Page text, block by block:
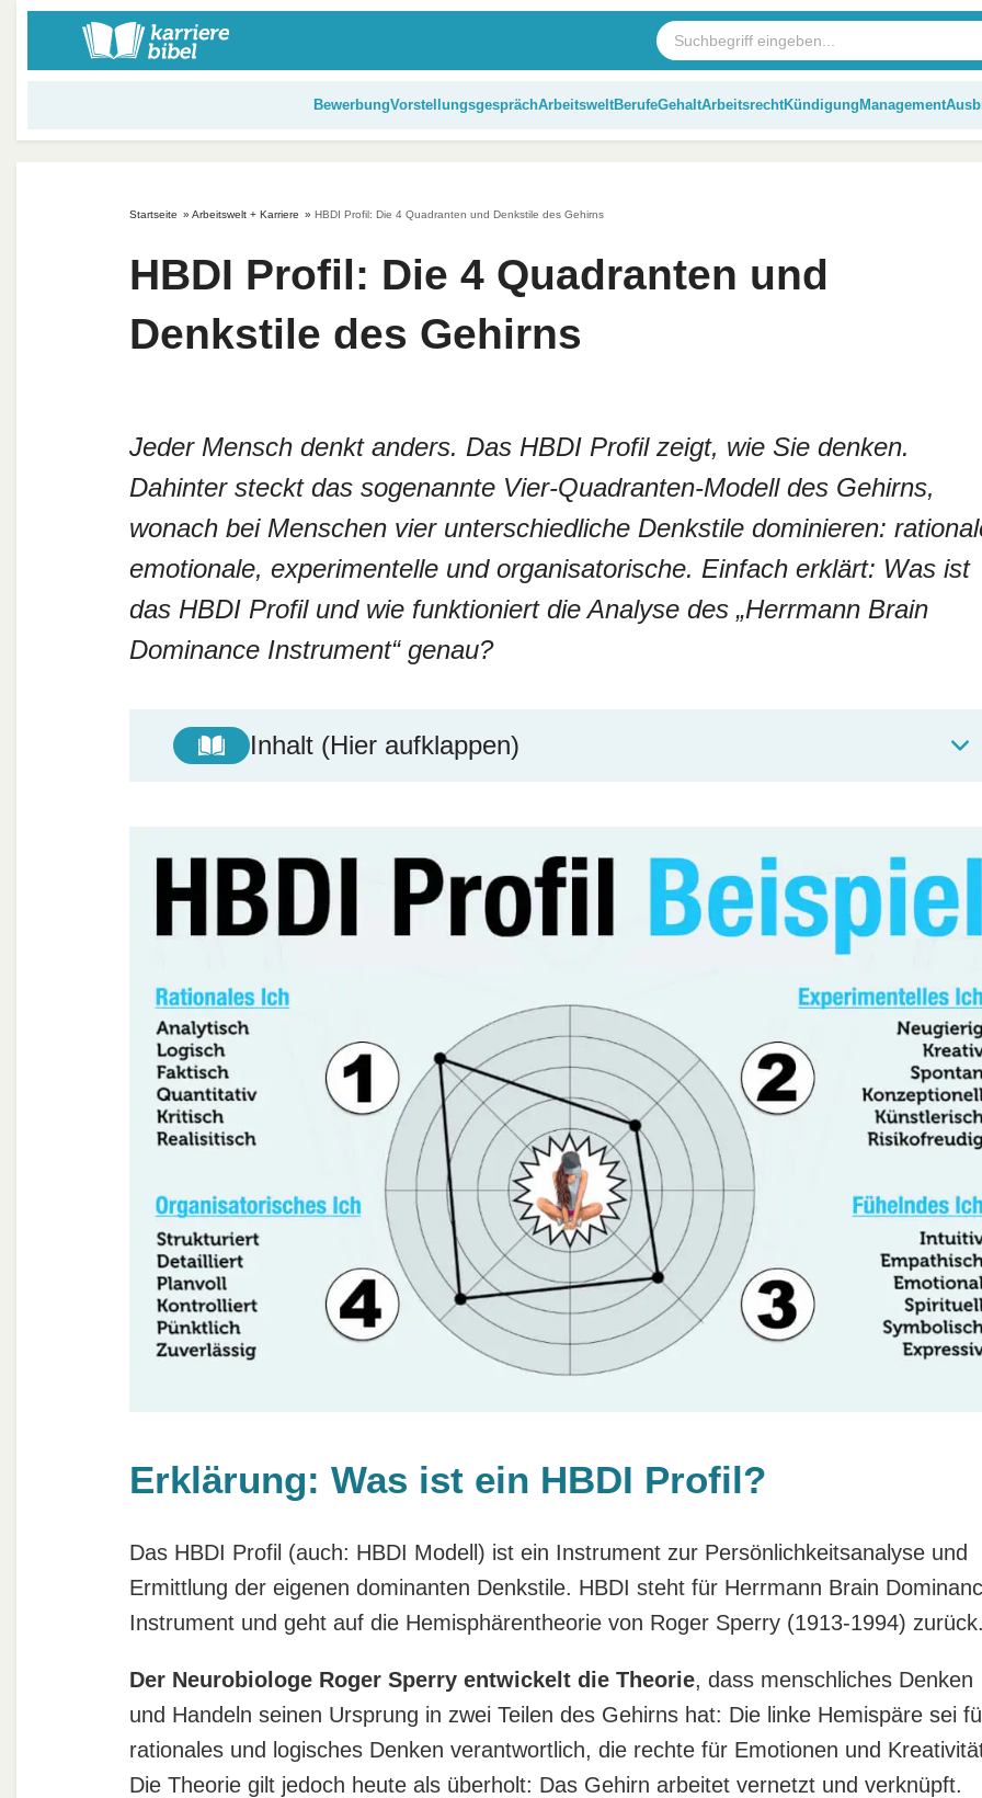
BewerbungVorstellungsgesprächArbeitsweltBerufeGehaltArbeitsrechtKündigung Management
Startseite » Arbeitswelt + Karriere » HBDI Profil: Die 4 Quadranten und Denkstile des Gehirns
HBDI Profil: Die 4 Quadranten und
Denkstile des Gehirns
Jeder Mensch denkt anders. Das HBDI Profil zeigt, wie Sie denken.
Dahinter steckt das sogenannte Vier-Quadranten-Modell des Gehirns,
wonach bei Menschen vier unterschiedliche Denkstile dominieren:
emotionale, experimentelle und organisatorische. Einfach erklärt: Was ist
das HBDI Profil und wie funktioniert die Analyse des „Herrmann Brain
Dominance Instrument“ genau?
Inhalt (Hier aufklappen)
Erklärung: Was ist ein HBDI Profil?
Das HBDI Profil (auch: HBDI Modell) ist ein Instrument zur Persönlichkeitsanalyse und
Ermittlung der eigenen dominanten Denkstile. HBDI steht für Herrmann Brain
Instrument und geht auf die Hemisphärentheorie von Roger Sperry (1913-1994)
Der Neurobiologe Roger Sperry entwickelt die Theorie, dass menschliches Denken
und Handeln seinen Ursprung in zwei Teilen des Gehirns hat: Die linke Hemispäre sei
rationales und logisches Denken verantwortlich, die rechte für Emotionen und
Die Theorie gilt jedoch heute als überholt: Das Gehirn arbeitet vernetzt und verknüpft.